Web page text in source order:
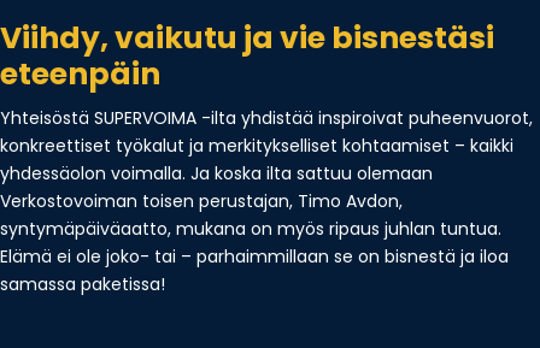
Viihdy, vaikutu ja vie bisnestäsi
eteenpäin
Yhteisöstä SUPERVOIMA -ilta yhdistää inspiroivat puheenvuorot,
konkreettiset työkalut ja merkitykselliset kohtaamiset – kaikki
yhdessäolon voimalla. Ja koska ilta sattuu olemaan
Verkostovoiman toisen perustajan, Timo Avdon,
syntymäpäiväaatto, mukana on myös ripaus juhlan tuntua.
Elämä ei ole joko- tai – parhaimmillaan se on bisnestä ja iloa
samassa paketissa!